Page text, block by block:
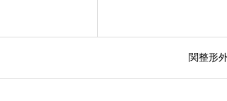
関整形